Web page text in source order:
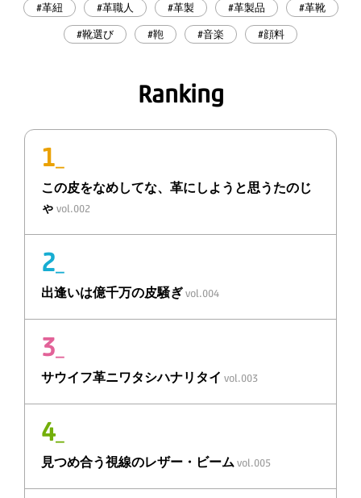
#革紐 #革職人 #革製 #革製品 #革靴
#靴選び #鞄 #音楽 #顔料
Ranking
1
この皮をなめしてな、 革にしようと思うたのじ
ゃ vol.002
2
出逢いは億千万の皮騒ぎ vol.004
3
サウイフ革ニワタシハナリタイ vol.003
4
見つめ合う視線のレザー・ビーム vol.005